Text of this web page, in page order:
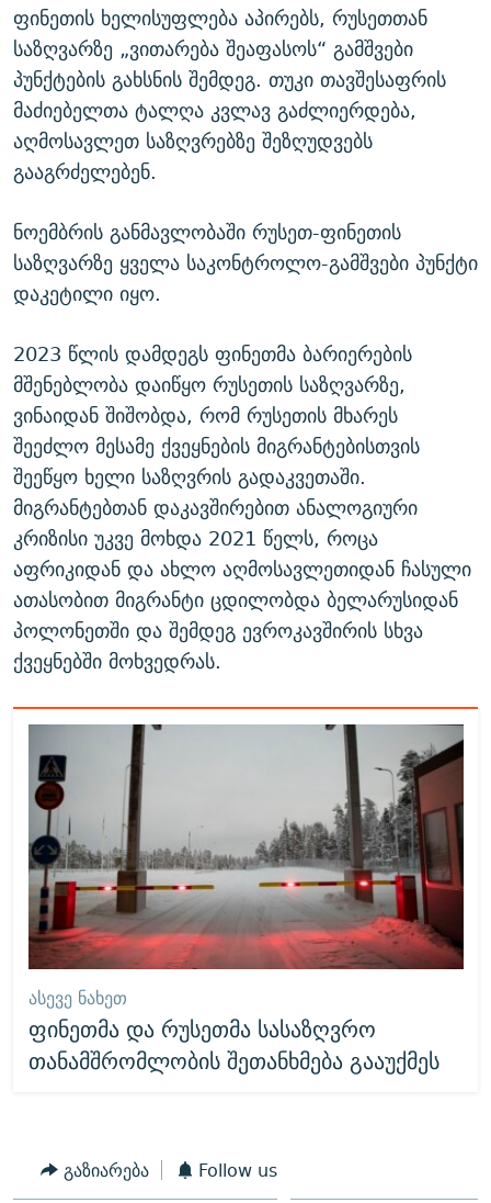
ფინეთის ხელისუფლება აპირებს, რუსეთთან
საზღვარზე „ვითარება შეაფასოს“ გამშვები
პუნქტების გახსნის შემდეგ. თუკი თავშესაფრის
მაძიებელთა ტალღა კვლავ გაძლიერდება,
აღმოსავლეთ საზღვრებზე შეზღუდვებს
გააგრძელებენ.
ნოემბრის განმავლობაში რუსეთ-ფინეთის
საზღვარზე ყველა საკონტროლო-გამშვები პუნქტი
დაკეტილი იყო.
2023 წლის დამდეგს ფინეთმა ბარიერების
მშენებლობა დაიწყო რუსეთის საზღვარზე,
ვინაიდან შიშობდა, რომ რუსეთის მხარეს
შეეძლო მესამე ქვეყნების მიგრანტებისთვის
შეეწყო ხელი საზღვრის გადაკვეთაში.
მიგრანტებთან დაკავშირებით ანალოგიური
კრიზისი უკვე მოხდა 2021 წელს, როცა
აფრიკიდან და ახლო აღმოსავლეთიდან ჩასული
ათასობით მიგრანტი ცდილობდა ბელარუსიდან
პოლონეთში და შემდეგ ევროკავშირის სხვა
ქვეყნებში მოხვედრას.
ᲐᲡᲔᲕᲔ ᲜᲐᲮᲔᲗ
ფინეთმა და რუსეთმა სასაზღვრო
თანამშრომლობის შეთანხმება გააუქმეს
გაზიარება Follow us